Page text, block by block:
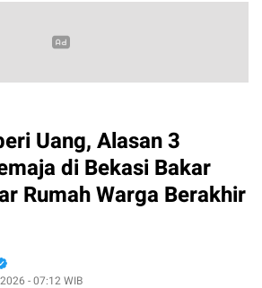
Uang, Alasan 3
di Bekasi Bakar
Rumah Warga Berakhir
- 07:12 WIB